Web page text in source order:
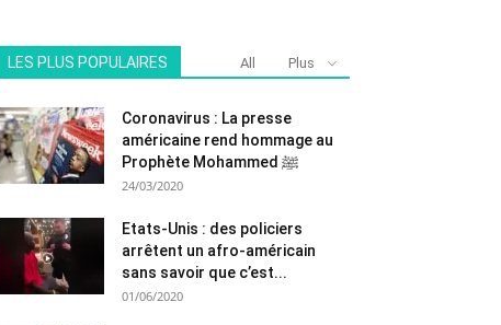
LES PLUS POPULAIRES All Plus
Coronavirus : La presse
américaine rend hommage au
Prophète Mohammed ﷺ
24/03/2020
Etats-Unis : des policiers
arrêtent un afro-américain
sans savoir que c’est...
01/06/2020